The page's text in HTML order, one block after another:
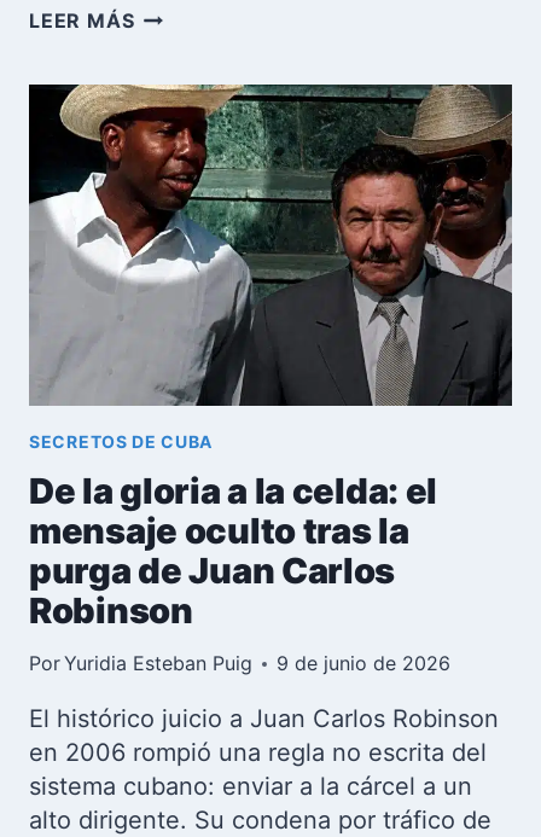
LEER MÁSLA
PEDRO
TORTOLÓ:
CHIVO
EXPIATORIO
DE
CUBA
EN
LA
INVASIÓN
GRANADA
1983
SECRETOS DE CUBA
De la gloria a la celda: el
mensaje oculto tras la
purga de Juan Carlos
Robinson
PorYuridia Esteban Puig 9 de junio de 2026
El histórico juicio a Juan Carlos Robinson
en 2006 rompió una regla no escrita del
sistema cubano: enviar a la cárcel a un
alto dirigente. Su condena por tráfico de